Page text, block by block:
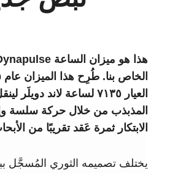
العيار ٧١٣٥ لساعة لاند
المذبذب من خلال حركة سلسة
الابتكار ثمرة عَقد تقريبًا من
يختلف تصميمه الثوري المُسجَّل